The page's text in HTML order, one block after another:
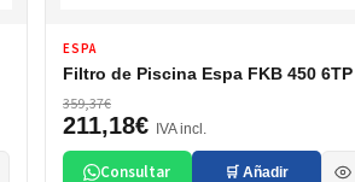
ESPA
Filtro de Piscina Espa FKB 450 6TP
359,37€
211,18€ IVA incl.
Consultar 🛒 Añadir